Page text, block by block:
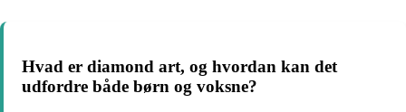
Hvad er diamond art, og hvordan kan det
udfordre både børn og voksne?